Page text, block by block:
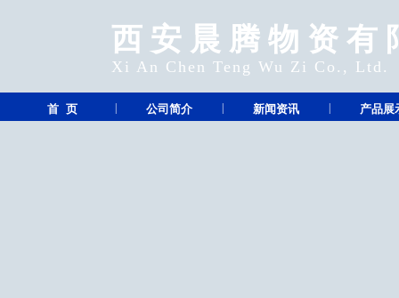
西安晨腾物资有
Xi An Chen Teng Wu Zi Co., Ltd.
首 页 公司简介 新闻资讯 产品展